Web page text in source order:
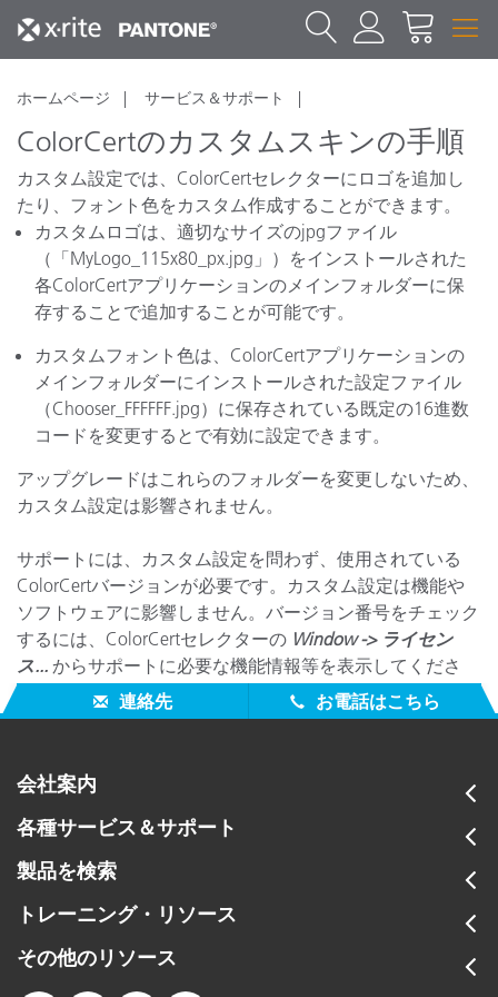
ホームページ サービス＆サポート
ColorCertのカスタムスキンの手順
カスタム設定では、ColorCertセレクターにロゴを追加し
たり、フォント色をカスタム作成することができます。
カスタムロゴは、適切なサイズのjpgファイル
（「MyLogo_115x80_px.jpg」）をインストールされた
各ColorCertアプリケーションのメインフォルダーに保
存することで追加することが可能です。
カスタムフォント色は、ColorCertアプリケーションの
メインフォルダーにインストールされた設定ファイル
（Chooser_FFFFFF.jpg）に保存されている既定の16進数
コードを変更するとで有効に設定できます。
アップグレードはこれらのフォルダーを変更しないため、
カスタム設定は影響されません。
サポートには、カスタム設定を問わず、使用されている
ColorCertバージョンが必要です。カスタム設定は機能や
ソフトウェアに影響しません。バージョン番号をチェック
するには、ColorCertセレクターの Window -> ライセン
ス... からサポートに必要な機能情報等を表示してくださ
連絡先 お電話はこちら
会社案内
各種サービス＆サポート
製品を検索
トレーニング・リソース
その他のリソース